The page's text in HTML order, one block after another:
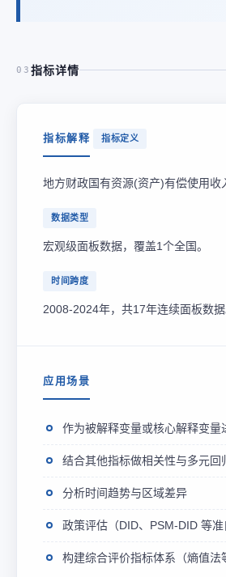
03 指标详情
指标解释 指标定义
地方财政国有资源(资产)有偿使用收
数据类型
宏观级面板数据，覆盖1个全国。
时间跨度
2008-2024年，共17年连续面板数据
应用场景
作为被解释变量或核心解释变量
结合其他指标做相关性与多元回
分析时间趋势与区域差异
政策评估（DID、PSM-DID 等准
构建综合评价指标体系（熵值法